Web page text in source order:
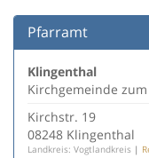
Pfarramt
Klingenthal
Kirchgemeinde
Kirchstr. 19
08248 Klingenthal
Landkreis: Vogtlandkreis |